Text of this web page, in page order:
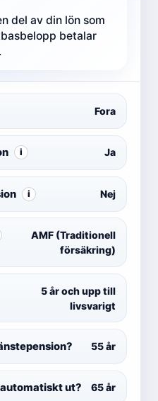
del av din lön som
betalar
Fora
i Ja
i Nej
AMF (Traditionell
försäkring)
5 år och upp till
livsvarigt
55 år
ut? 65 år